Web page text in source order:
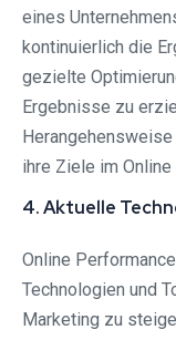
eines
kontinuierlich die
gezielte
Ergebnisse zu
ihre Ziele im
4. Aktuelle
Online
Technologien und
Marketing zu